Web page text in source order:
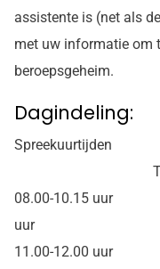
assistente is (net als
met uw informatie om
beroepsgeheim.
Dagindeling:
Telefonisch
08.00-
uur 12.00-
11.00-12.00 uur